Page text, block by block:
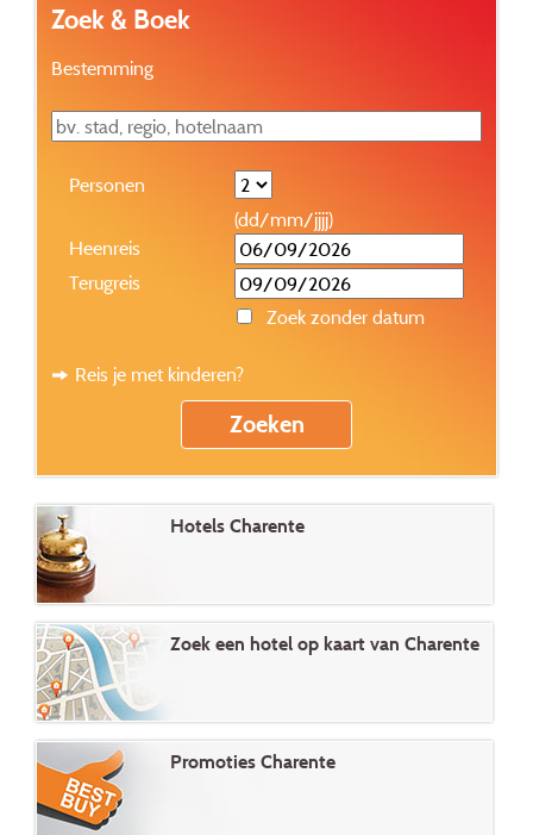
Zoek & Boek
Bestemming
Personen
(dd/mm/jjjj)
Heenreis
Terugreis
Zoek zonder datum
Reis je met kinderen?
Hotels Charente
Zoek een hotel op kaart van Charente
Promoties Charente